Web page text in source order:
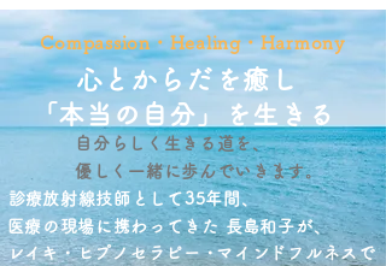
Compassion・Healing・Harmony
​「本当の自分」を生きる
自分らしく生きる道を、
優しく一緒に歩んでいきます。
​診療放射線技師として35年間、
​医療の現場に携わってきた
マインドフルネスで
​レイキ・ヒプノセラピー・
​長島和子が、
​心とからだを癒し